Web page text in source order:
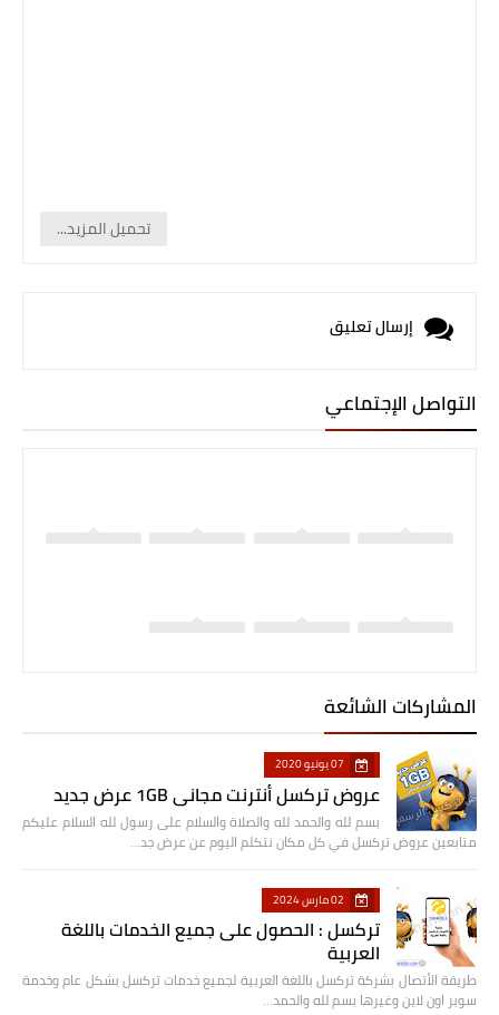
تحميل المزيد...
إرسال تعليق
التواصل الإجتماعي
المشاركات الشائعة
07 يونيو 2020
عروض تركسل أنترنت مجاني 1GB عرض جديد
بسم لله والحمد لله والصلاة والسلام على رسول لله السلام عليكم
متابعين عروض تركسل في كل مكان نتكلم اليوم عن عرض جد…
02 مارس 2024
تركسل : الحصول على جميع الخدمات باللغة
العربية
طريقة الأتصال بشركة تركسل باللغة العربية لجميع خدمات تركسل بشكل عام وخدمة
سوبر اون لاين وغيرها بسم لله والحمد…